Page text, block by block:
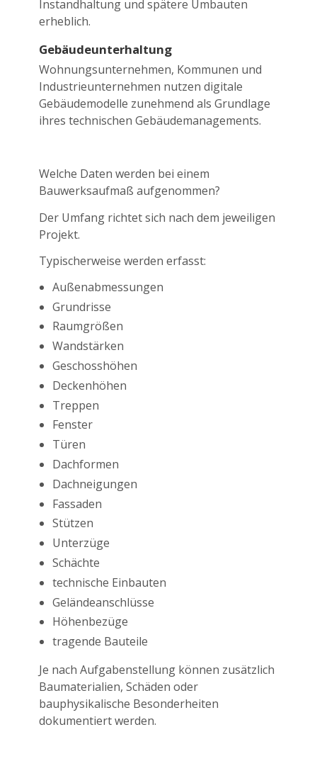
Instandhaltung und spätere Umbauten
erheblich.
Gebäudeunterhaltung
Wohnungsunternehmen, Kommunen und
Industrieunternehmen nutzen digitale
Gebäudemodelle zunehmend als Grundlage
ihres technischen Gebäudemanagements.
Welche Daten werden bei einem
Bauwerksaufmaß aufgenommen?
Der Umfang richtet sich nach dem jeweiligen
Projekt.
Typischerweise werden erfasst:
Außenabmessungen
Grundrisse
Raumgrößen
Wandstärken
Geschosshöhen
Deckenhöhen
Treppen
Fenster
Türen
Dachformen
Dachneigungen
Fassaden
Stützen
Unterzüge
Schächte
technische Einbauten
Geländeanschlüsse
Höhenbezüge
tragende Bauteile
Je nach Aufgabenstellung können zusätzlich
Baumaterialien, Schäden oder
bauphysikalische Besonderheiten
dokumentiert werden.